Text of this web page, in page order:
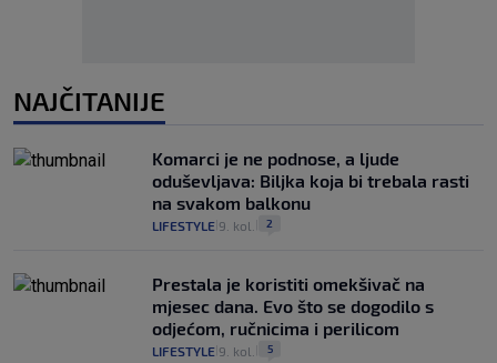
NAJČITANIJE
Komarci je ne podnose, a ljude
oduševljava: Biljka koja bi trebala rasti
na svakom balkonu
LIFESTYLE 9. kol. 2
Prestala je koristiti omekšivač na
mjesec dana. Evo što se dogodilo s
odjećom, ručnicima i perilicom
LIFESTYLE 9. kol. 5